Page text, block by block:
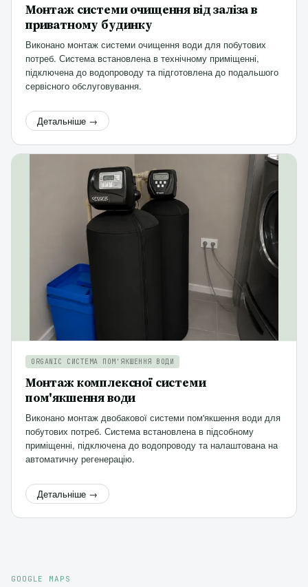
Монтаж системи очищення від заліза в
приватному будинку
Виконано монтаж системи очищення води для побутових
потреб. Система встановлена в технічному приміщенні,
підключена до водопроводу та підготовлена до подальшого
сервісного обслуговування.
Детальніше →
ORGANIC СИСТЕМА ПОМ'ЯКШЕННЯ ВОДИ
Монтаж комплексної системи
пом'якшення води
Виконано монтаж двобакової системи пом'якшення води для
побутових потреб. Система встановлена в підсобному
приміщенні, підключена до водопроводу та налаштована на
автоматичну регенерацію.
Детальніше →
GOOGLE MAPS